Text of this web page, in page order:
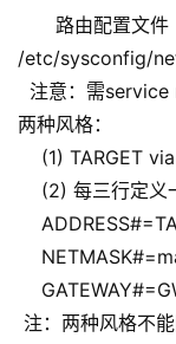
路由配置文件
/etc/sysconfig/
注意：需
两种风格：
(1) TARGET
(2) 每三行定义
注：两种风格不